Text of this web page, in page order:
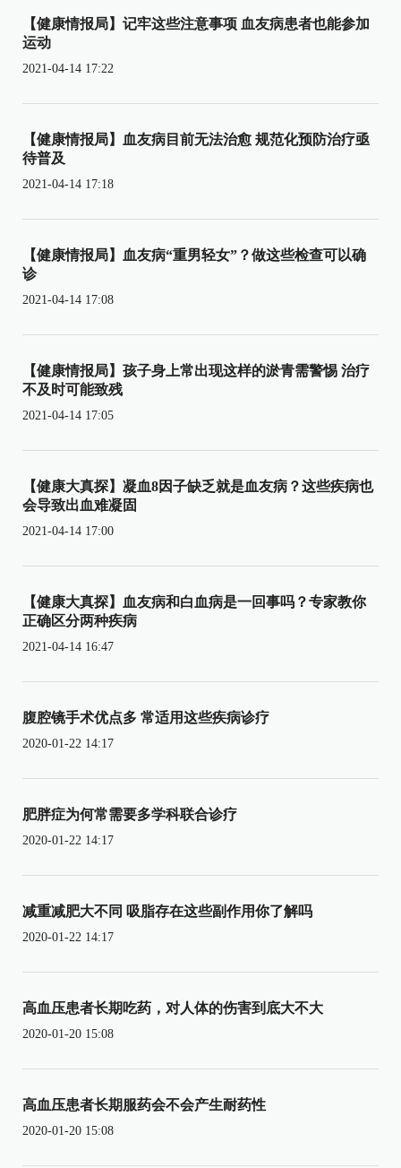
【健康情报局】记牢这些注意事项 血友病患者也能参加
运动
2021-04-14 17:22
【健康情报局】血友病目前无法治愈 规范化预防治疗亟
待普及
2021-04-14 17:18
【健康情报局】血友病“重男轻女”？做这些检查可以确
诊
2021-04-14 17:08
【健康情报局】孩子身上常出现这样的淤青需警惕 治疗
不及时可能致残
2021-04-14 17:05
【健康大真探】凝血8因子缺乏就是血友病？这些疾病也
会导致出血难凝固
2021-04-14 17:00
【健康大真探】血友病和白血病是一回事吗？专家教你
正确区分两种疾病
2021-04-14 16:47
腹腔镜手术优点多 常适用这些疾病诊疗
2020-01-22 14:17
肥胖症为何常需要多学科联合诊疗
2020-01-22 14:17
减重减肥大不同 吸脂存在这些副作用你了解吗
2020-01-22 14:17
高血压患者长期吃药，对人体的伤害到底大不大
2020-01-20 15:08
高血压患者长期服药会不会产生耐药性
2020-01-20 15:08